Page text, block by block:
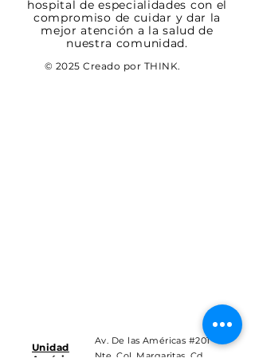
hospital de especialidades con el
compromiso de cuidar y dar la
mejor atención a la salud de
nuestra comunidad.
© 2025 Creado por THINK.
Unidad
Av. De las Américas #201
Nte. Col. Margaritas, Cd.